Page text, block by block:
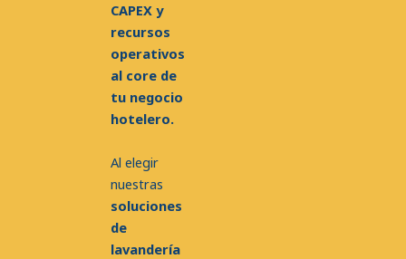
CAPEX y
recursos
operativos
al core de
tu negocio
hotelero.
Al elegir
nuestras
soluciones
de
lavandería